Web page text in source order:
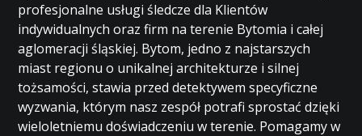
profesjonalne usługi śledcze dla Klientów
indywidualnych oraz firm na terenie Bytomia i całej
aglomeracji śląskiej. Bytom, jedno z najstarszych
miast regionu o unikalnej architekturze i silnej
tożsamości, stawia przed detektywem specyficzne
wyzwania, którym nasz zespół potrafi sprostać dzięki
wieloletniemu doświadczeniu w terenie. Pomagamy w